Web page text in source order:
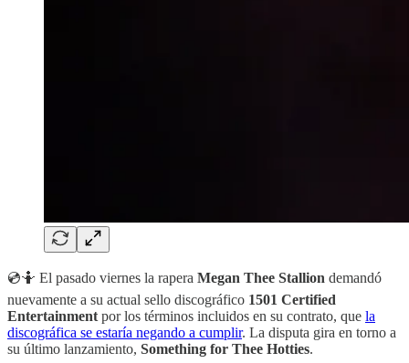
💿🤷 El pasado viernes la rapera Megan Thee Stallion demandó
nuevamente a su actual sello discográfico 1501 Certified
Entertainment por los términos incluidos en su contrato, que la
discográfica se estaría negando a cumplir. La disputa gira en torno a
su último lanzamiento, Something for Thee Hotties.